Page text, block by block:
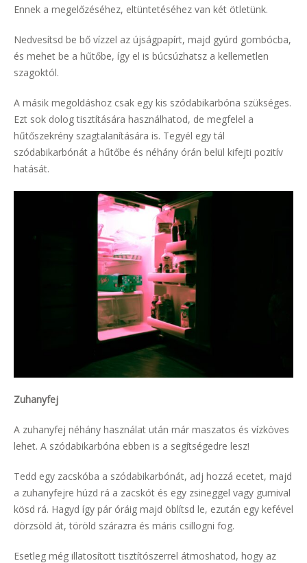
Ennek a megelőzéséhez, eltüntetéséhez van két ötletünk.
Nedvesítsd be bő vízzel az újságpapírt, majd gyúrd gombócba,
és mehet be a hűtőbe, így el is búcsúzhatsz a kellemetlen
szagoktól.
A másik megoldáshoz csak egy kis szódabikarbóna szükséges.
Ezt sok dolog tisztítására használhatod, de megfelel a
hűtőszekrény szagtalanítására is. Tegyél egy tál
szódabikarbónát a hűtőbe és néhány órán belül kifejti pozitív
hatását.
Zuhanyfej
A zuhanyfej néhány használat után már maszatos és vízköves
lehet. A szódabikarbóna ebben is a segítségedre lesz!
Tedd egy zacskóba a szódabikarbónát, adj hozzá ecetet, majd
a zuhanyfejre húzd rá a zacskót és egy zsineggel vagy gumival
kösd rá. Hagyd így pár óráig majd öblítsd le, ezután egy kefével
dörzsöld át, töröld szárazra és máris csillogni fog.
Esetleg még illatosított tisztítószerrel átmoshatod, hogy az